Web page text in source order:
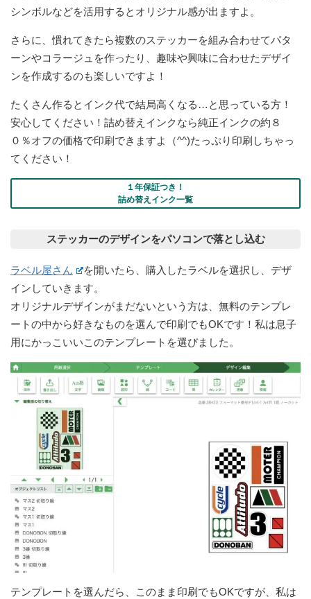
シンボルなどを活用するとオリジナル感が出ますよ。
さらに、慣れてきたら複数のステッカーを組み合わせてパタ
ーンやコラージュを作ったり、趣味や興味に合わせたデザイ
ンを作成するのも楽しいですよ！
たくさん作るとインク代で結局高くなる…と思っている方！
安心してください！詰め替えインクなら純正インクの約８
０％オフの価格で印刷できますよ（^^)たっぷり印刷しちゃっ
てください！
１年保証つき！
詰め替えインク一覧
ステッカーのデザインをパソコンで落とし込む
ラベル屋さん
を開いたら、購入したラベルを選択し、デザ
インしていきます。
オリジナルデザインがまだないという方は、無料のテンプレ
ートの中から好きなものを選んで印刷でもOKです！私は息子
用にかっこいいこのテンプレートを選びました。
テンプレートを選んだら、このまま印刷でもOKですが、私は